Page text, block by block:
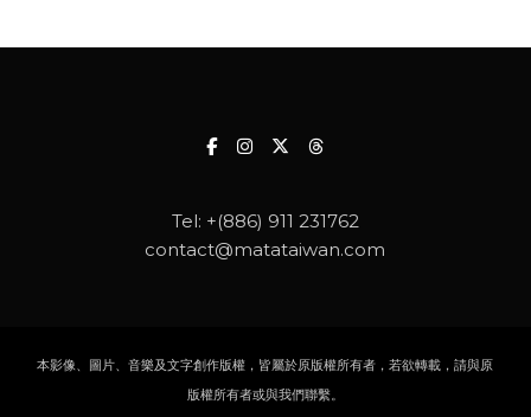
Tel: +(886) 911 231762
contact@matataiwan.com
本影像、圖片、音樂及文字創作版權，皆屬於原版權所有者，若欲轉載，請與原
版權所有者或與我們聯繫。